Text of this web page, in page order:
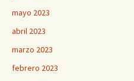
mayo 2023
abril 2023
marzo 2023
febrero 2023